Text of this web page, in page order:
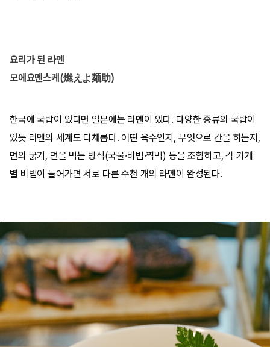
요리가 된 라멘
모에요멘스케(燃えよ麺助)
한국에 국밥이 있다면 일본에는 라멘이 있다. 다양한 종류의 국밥이
있듯 라멘의 세계도 다채롭다. 어떤 육수인지, 무엇으로 간을 하는지,
면의 굵기, 면을 먹는 방식(국물·비빔·찍먹) 등을 조합하고, 각 가게
별 비법이 들어가면 서로 다른 수천 개의 라멘이 완성된다.